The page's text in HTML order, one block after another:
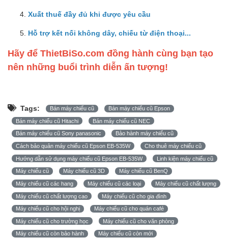
Xuất thuế đầy đủ khi được yêu cầu
Hỗ trợ kết nối không dây, chiếu từ điện thoại...
Hãy để ThietBiSo.com đồng hành cùng bạn tạo
nên những buổi trình diễn ấn tượng!
Tags: Bán máy chiếu cũ Bán máy chiếu cũ Epson
Bán máy chiếu cũ Hitachi Bán máy chiếu cũ NEC
Bán máy chiếu cũ Sony panasonic Bảo hành máy chiếu cũ
Cách bảo quản máy chiếu cũ Epson EB-535W Cho thuê máy chiếu cũ
Hướng dẫn sử dụng máy chiếu cũ Epson EB-535W Linh kiện máy chiếu cũ
Máy chiếu cũ Máy chiếu cũ 3D Máy chiếu cũ BenQ
Máy chiếu cũ các hang Máy chiếu cũ các loại Máy chiếu cũ chất lượng
Máy chiếu cũ chất lượng cao Máy chiếu cũ cho gia đình
Máy chiếu cũ cho hội nghị Máy chiếu cũ cho quán café
Máy chiếu cũ cho trường học Máy chiếu cũ cho văn phòng
Máy chiếu cũ còn bảo hành Máy chiếu cũ còn mới